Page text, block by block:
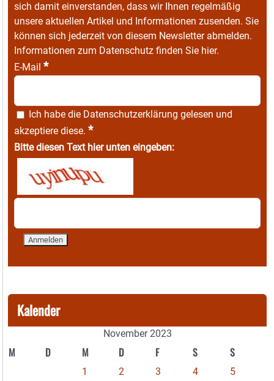
sich damit einverstanden, dass wir Ihnen regelmäßig
unsere aktuellen Artikel und Informationen zusenden. Sie
können sich jederzeit von diesem Newsletter abmelden.
Informationen zum Datenschutz finden Sie hier.
E-Mail *
Ich habe die Datenschutzerklärung gelesen und
akzeptiere diese. *
Bitte diesen Text hier unten eingeben:
Kalender
November 2023
M D M D F S S
1 2 3 4
5